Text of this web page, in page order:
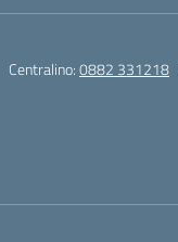
Centralino:0882 331218